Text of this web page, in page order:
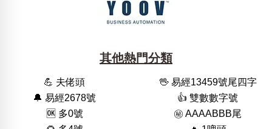
其他熱門分類
💪 夫佬頭
🖖 易經13459號尾四字
🔔 易經2678號
👍 雙數數字號
🆗️ 多0號
㊙️ AAAABBB尾